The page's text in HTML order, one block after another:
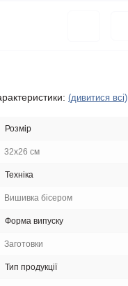
(дивитися всі)
Розмір
32х26 см
Техніка
Вишивка бісером
Форма випуску
Заготовки
Тип продукції